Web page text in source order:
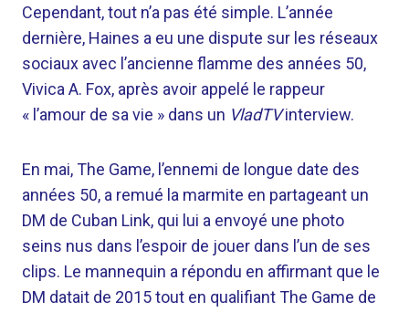
Cependant, tout n’a pas été simple. L’année
dernière, Haines a eu une dispute sur les réseaux
sociaux avec l’ancienne flamme des années 50,
Vivica A. Fox, après avoir appelé le rappeur
« l’amour de sa vie » dans un VladTVinterview.
En mai, The Game, l’ennemi de longue date des
années 50, a remué la marmite en partageant un
DM de Cuban Link, qui lui a envoyé une photo
seins nus dans l’espoir de jouer dans l’un de ses
clips. Le mannequin a répondu en affirmant que le
DM datait de 2015 tout en qualifiant The Game de